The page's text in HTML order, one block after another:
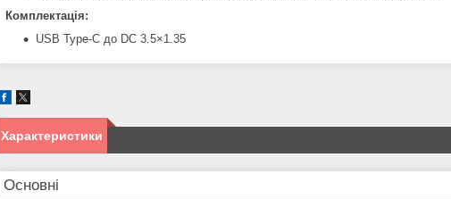
Комплектація:
USB Type-C до DC 3.5×1.35
Характеристики
Основні